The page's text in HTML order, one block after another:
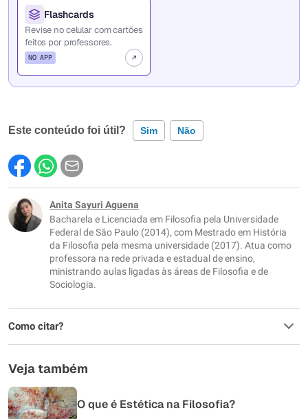
Flashcards
Revise no celular com cartões
feitos por professores.
NO APP
Este conteúdo foi útil? Sim Não
Este conteúdo contém informação incorreta
Este conteúdo não tem a informação que procuro
Outro
Anita Sayuri Aguena
Bacharela e Licenciada em Filosofia pela Universidade
Federal de São Paulo (2014), com Mestrado em História
da Filosofia pela mesma universidade (2017). Atua como
professora na rede privada e estadual de ensino,
ministrando aulas ligadas às áreas de Filosofia e de
Sociologia.
Como citar?
Veja também
O que é Estética na Filosofia?